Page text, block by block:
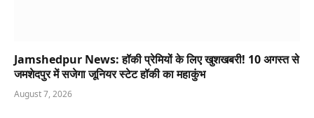
Jamshedpur News: हॉकी प्रेमियों के लिए खुशखबरी! 10 अगस्त से
जमशेदपुर में सजेगा जूनियर स्टेट हॉकी का महाकुंभ
August 7, 2026